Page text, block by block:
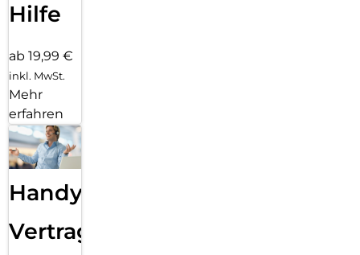
Hilfe
ab 19,99 €
inkl. MwSt.
Mehr
erfahren
Handy
Vertragsabwicklung